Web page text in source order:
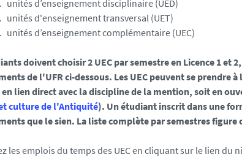
unités d’enseignement disciplinaire (UED)
unités d'enseignement transversal (UET)
unités d’enseignement complémentaire (UEC)
doivent choisir 2 UEC par semestre en Licence 1 et
de l'UFR ci-dessous. Les UEC peuvent se
lien direct avec la discipline de la mention, soit en
culture de l'Antiquité). Un étudiant inscrit dans une
que le sien. La liste complète par semestres figure
les emplois du temps des UEC en cliquant sur le lien du